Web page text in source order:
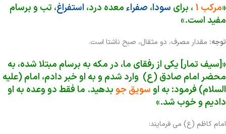
«مرکب 1 ، برای سودا، صفراءمعده درد، استفراغ، تب و برسام
مفید است.»
توجه: مقدار مصرف، دو مثقال، صبح ناشتا است.
«[سيف تمار] یکی از رفقای ما، در مکه به برسام مبتلا شده، به
محضر امام صادق (ع) وارد شدم و به او خبر دادم، امام (علیه
السلام) فرمود: به او سویق جو بدهید. ما فقط دو وعده به او
دادیم و خوب شد.»
امام کاظم (ع) می فرمایند: